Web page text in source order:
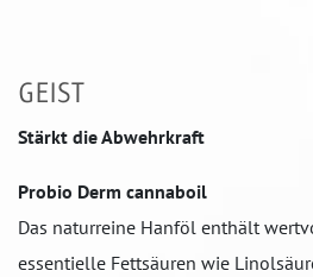
GEIST
Stärkt die Abwehrkraft
Probio Derm cannaboil
Das naturreine Hanföl enthält
essentielle Fettsäuren wie